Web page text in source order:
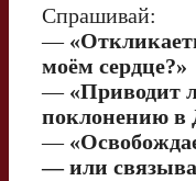
Спрашивай:
—
моём сердце?»
— «Приводит
поклонению в
—
— или